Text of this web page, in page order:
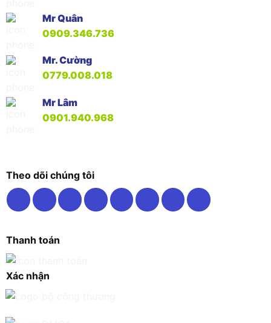
Mr Quân
0909.346.736
Mr. Cường
0779.008.018
Mr Lâm
0901.940.968
Theo dõi chúng tôi
Thanh toán
Xác nhận